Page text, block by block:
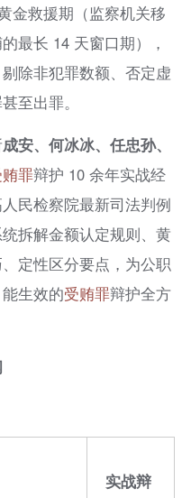
金救援期（监察机关移
最长 14 天窗口期），
除非犯罪数额、否定虚
至出罪。
成安、何冰冰、任忠孙、
罪辩护 10 余年实战经
民检察院最新司法判例
拆解金额认定规则、黄
定性区分要点，为公职
生效的受贿罪辩护全方
实战辩